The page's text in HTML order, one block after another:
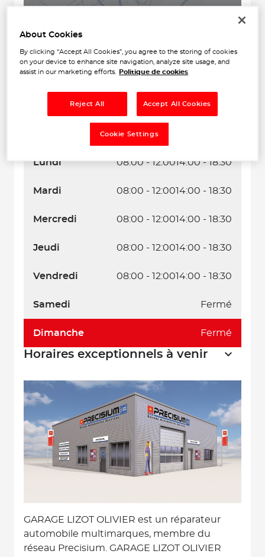
Lundi 08:00 - 12:0014:00 - 18:30
Mardi 08:00 - 12:0014:00 - 18:30
Mercredi 08:00 - 12:0014:00 - 18:30
Jeudi 08:00 - 12:0014:00 - 18:30
Vendredi 08:00 - 12:0014:00 - 18:30
Samedi Fermé
Dimanche Fermé
Horaires exceptionnels à venir
Naviguer
GARAGE LIZOT OLIVIER est un réparateur
automobile multimarques, membre du
réseau Precisium. GARAGE LIZOT OLIVIER
About Cookies
By clicking “Accept All Cookies”, you agree to the storing of cookies
on your device to enhance site navigation, analyze site usage, and
assist in our marketing efforts.
Politique de cookies
Reject All Accept All Cookies
Cookie Settings